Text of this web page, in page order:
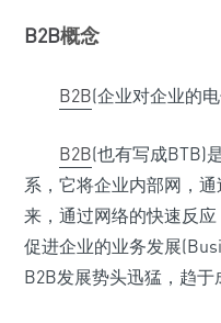
B2B概念
B2B(企业对企业的
B2B(也有写成BTB)
系，它将企业内部网，
来，通过网络的快速反
促进企业的业务发展
B2B发展势头迅猛，趋于